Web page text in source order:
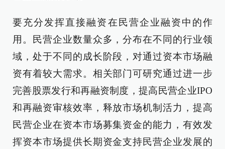
要充分发挥直接融资在民营企业融资中的作
用。民营企业数量众多，分布在不同的行业领
域，处于不同的成长阶段，对通过资本市场融
资有着较大需求。相关部门可研究通过进一步
完善股票发行和再融资制度，提高民营企业IPO
和再融资审核效率，释放市场机制活力，提高
民营企业在资本市场募集资金的能力，有效发
挥资本市场提供长期资金支持民营企业发展的